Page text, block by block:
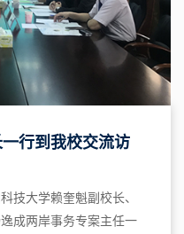
行到我校交流访
技大学赖奎魁副校长、
成两岸事务专案主任一